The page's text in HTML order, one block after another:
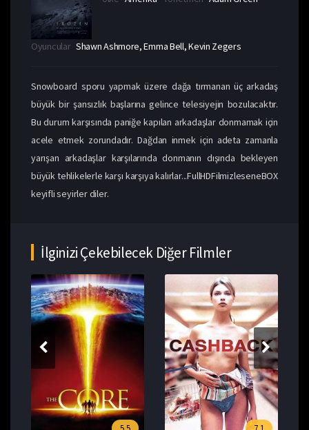
Oyuncular Shawn Ashmore, Emma Bell, Kevin Zegers
Snowboard sporu yapmak üzere dağa tırmanan üç arkadaş
büyük bir şansızlık başlarına gelince telesiyejin bozulacaktır.
Bu durum karşısında paniğe kapılan arkadaşlar donmamak için
acele etmek zorundadır. Dağdan inmek için adeta zamanla
yarışan arkadaşlar karşılarında donmanın dışında bekleyen
büyük tehlikelerle karşı karşıya kalırlar...FullHDFilmizleseneBOX
keyifli seyirler diler.
İlginizi Çekebilecek Diğer Filmler